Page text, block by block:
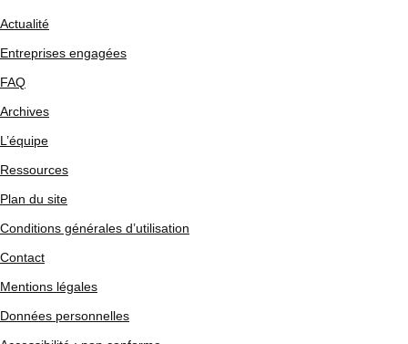
Actualité
Entreprises engagées
FAQ
Archives
L’équipe
Ressources
Plan du site
Conditions générales d’utilisation
Contact
Mentions légales
Données personnelles